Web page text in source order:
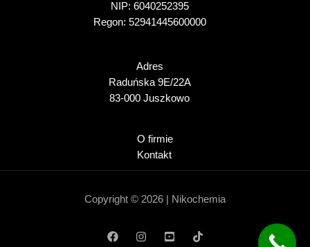
NIP: 6040252395
Regon: 52941445600000
Adres
Raduńska 9E/22A
83-000 Juszkowo
O firmie
Kontakt
Copyright © 2026 | Nikochemia